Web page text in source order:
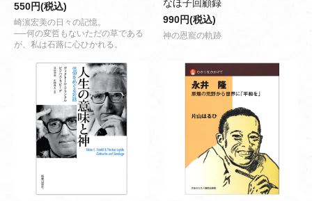
550円(税込)
崎濵宏美の日々の記憶。
──何の変哲もないただの草である
が、私は石蕗に心ひかれる。
なほ子回顧録
990円(税込)
神の恩寵の軌跡